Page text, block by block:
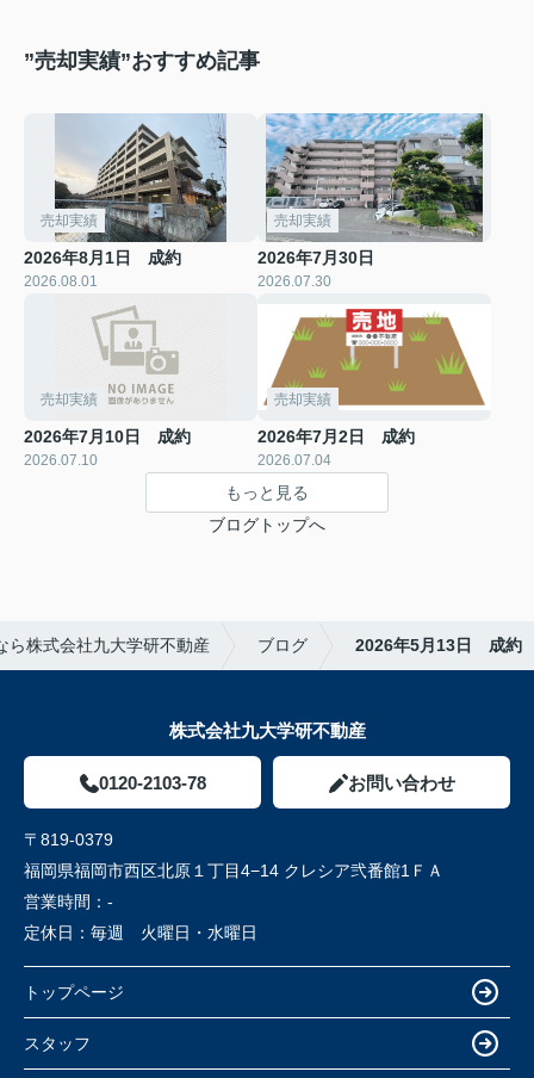
”売却実績”おすすめ記事
売却実績
2026年8月1日 成約
2026.08.01
売却実績
2026年7月30日
2026.07.30
売却実績
2026年7月10日 成約
2026.07.10
売却実績
2026年7月2日 成約
2026.07.04
もっと見る
ブログトップへ
ら株式会社九大学研不動産 ブログ 2026年5月13日 成約
株式会社九大学研不動産
0120-2103-78 お問い合わせ
〒819-0379
福岡県福岡市西区北原１丁目4−14 クレシア弐番館1ＦＡ
営業時間： -
定休日： 毎週 火曜日・水曜日
トップページ
スタッフ